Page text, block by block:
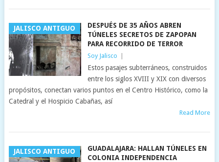
JALISCO ANTIGUO
DESPUÉS DE 35 AÑOS ABREN
TÚNELES SECRETOS DE ZAPOPAN
PARA RECORRIDO DE TERROR
Soy Jalisco
Estos pasajes subterráneos, construidos
entre los siglos XVIII y XIX con diversos
propósitos, conectan varios puntos en el Centro Histórico, como la
Catedral y el Hospicio Cabañas, así
Read More
JALISCO ANTIGUO
GUADALAJARA: HALLAN TÚNELES EN
COLONIA INDEPENDENCIA